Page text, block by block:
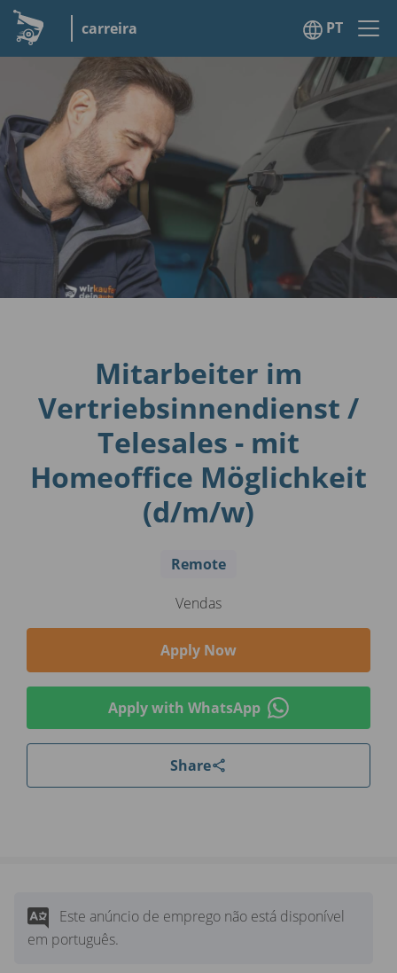
carreira PT
Mitarbeiter im
Vertriebsinnendienst /
Telesales - mit
Homeoffice Möglichkeit
(d/m/w)
Remote
Vendas
Apply Now
Apply with WhatsApp
Share
Este anúncio de emprego não está disponível
em português.